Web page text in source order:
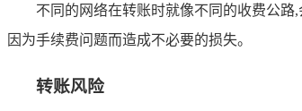
不同的网络在转账时就像不同的收费公
因为手续费问题而造成不必要的损失。
转账风险